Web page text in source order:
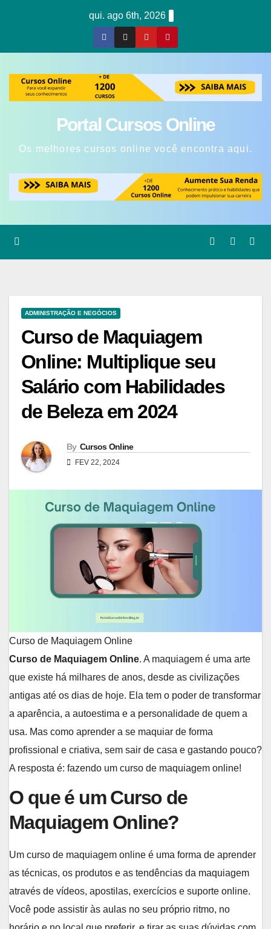
qui. ago 6th, 2026
Portal Cursos Online
Os melhores cursos online você encontra aqui.
ADMINISTRAÇÃO E NEGÓCIOS
Curso de Maquiagem
Online: Multiplique seu
Salário com Habilidades
de Beleza em 2024
By Cursos Online
FEV 22, 2024
Curso de Maquiagem Online
Curso de Maquiagem Online. A maquiagem é uma arte
que existe há milhares de anos, desde as civilizações
antigas até os dias de hoje. Ela tem o poder de transformar
a aparência, a autoestima e a personalidade de quem a
usa. Mas como aprender a se maquiar de forma
profissional e criativa, sem sair de casa e gastando pouco?
A resposta é: fazendo um curso de maquiagem online!
O que é um Curso de
Maquiagem Online?
Um curso de maquiagem online é uma forma de aprender
as técnicas, os produtos e as tendências da maquiagem
através de vídeos, apostilas, exercícios e suporte online.
Você pode assistir às aulas no seu próprio ritmo, no